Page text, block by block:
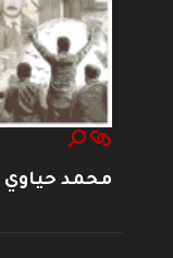
محمد حياوي